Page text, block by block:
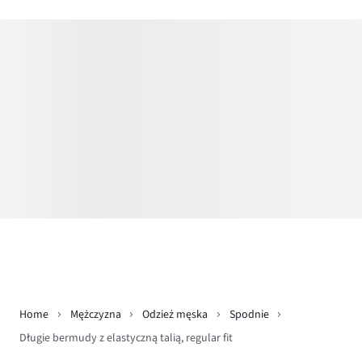
Home Mężczyzna Odzież męska
Spodnie
Długie bermudy z elastyczną talią, regular fit